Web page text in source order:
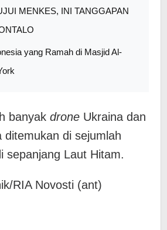
MENKES, INI TANGGAPAN
yang Ramah di Masjid Al-
banyak drone Ukraina dan
ditemukan di sejumlah
sepanjang Laut Hitam.
RIA Novosti (ant)